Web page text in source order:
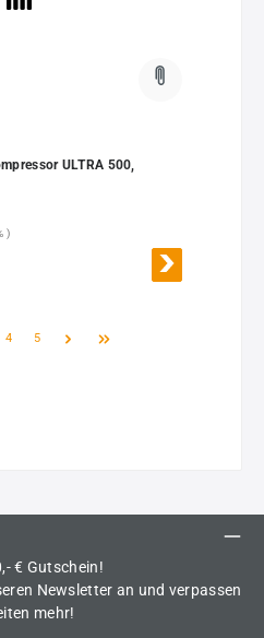
ULTRA 500,
)
Seite
4 Seite
5
€ Gutschein!
Newsletter an und verpassen
mehr!